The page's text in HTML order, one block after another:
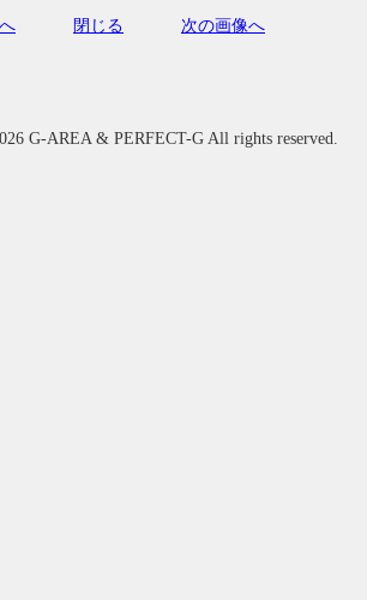
閉じる 次の画像へ
G-AREA & PERFECT-G All rights reserved.